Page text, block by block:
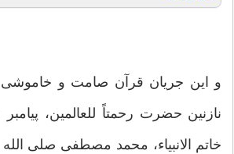
و این جریان قرآن صامت و
نازنین حضرت رحمتاً للعالمین،
خاتم الانبیاء، محمد مصطفی صلی